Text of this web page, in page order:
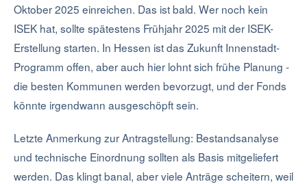
Oktober 2025 einreichen. Das ist bald. Wer noch kein
ISEK hat, sollte spätestens Frühjahr 2025 mit der ISEK-
Erstellung starten. In Hessen ist das Zukunft Innenstadt-
Programm offen, aber auch hier lohnt sich frühe Planung -
die besten Kommunen werden bevorzugt, und der Fonds
könnte irgendwann ausgeschöpft sein.
Letzte Anmerkung zur Antragstellung: Bestandsanalyse
und technische Einordnung sollten als Basis mitgeliefert
werden. Das klingt banal, aber viele Anträge scheitern, weil